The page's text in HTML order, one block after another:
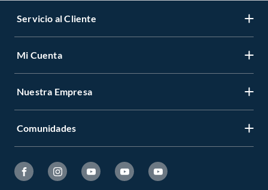
Servicio al Cliente
Mi Cuenta
Nuestra Empresa
Comunidades